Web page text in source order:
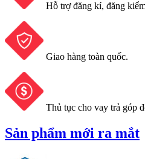
Hỗ trợ đăng kí, đăng
Giao hàng toàn quốc.
Thủ tục cho vay trả góp
Sản phẩm mới ra mắt